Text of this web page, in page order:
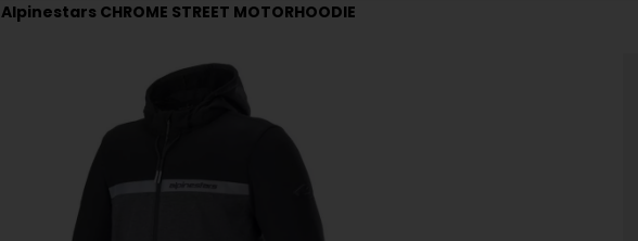
Alpinestars CHROME STREET MOTORHOODIE